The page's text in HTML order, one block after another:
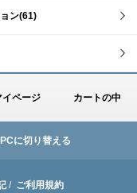
ン(61)
イページ カートの中
に切り替える
/ ご利用規約